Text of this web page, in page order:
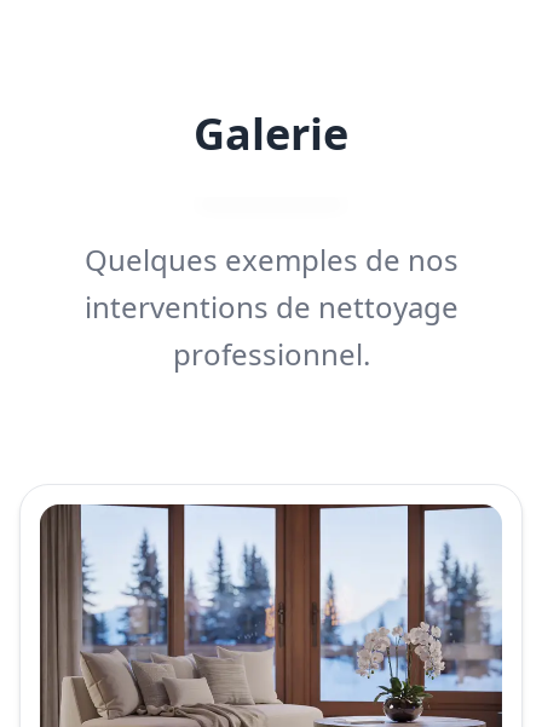
Galerie
Quelques exemples de nos
interventions de nettoyage
professionnel.